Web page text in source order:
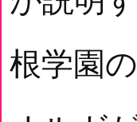
根学園